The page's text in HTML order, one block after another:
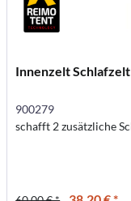
Innenzelt
900279
schafft 2 zusätzliche